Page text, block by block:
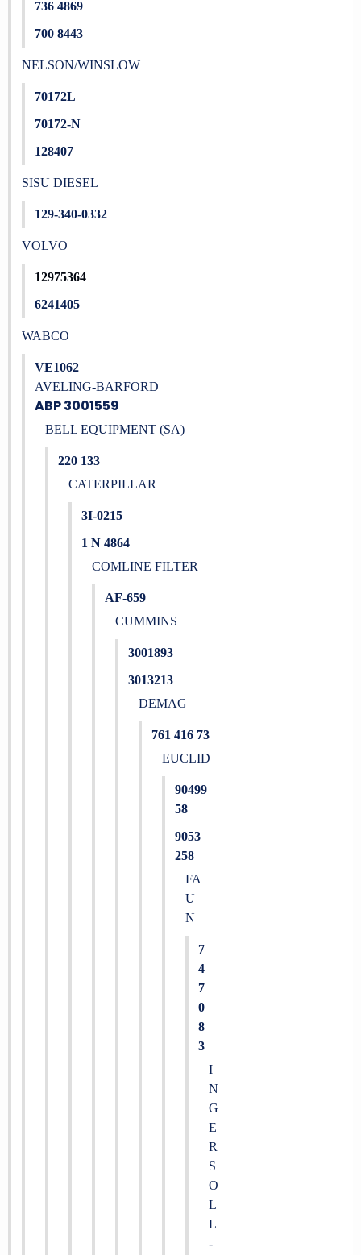
736 4869
700 8443
NELSON/WINSLOW
70172L
70172-N
128407
SISU DIESEL
129-340-0332
VOLVO
12975364
6241405
WABCO
VE1062
AVELING-BARFORD
ABP 3001559
BELL EQUIPMENT (SA)
220 133
CATERPILLAR
3I-0215
1 N 4864
COMLINE FILTER
AF-659
CUMMINS
3001893
3013213
DEMAG
761 416 73
EUCLID
90499
58
9053
258
FA
U
N
7
4
7
0
8
3
I
N
G
E
R
S
O
L
L
-